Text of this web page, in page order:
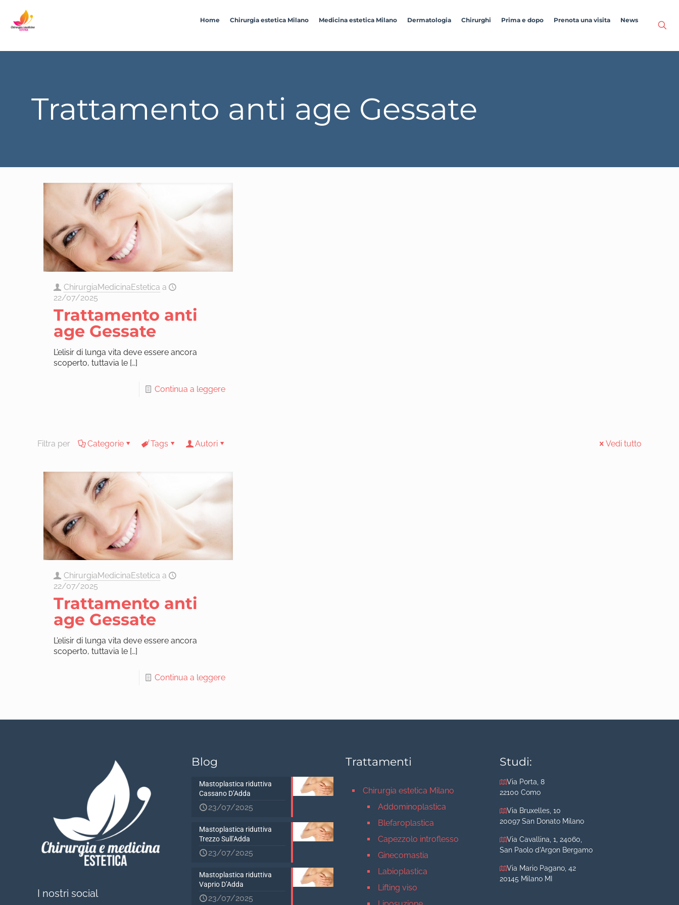
Home Chirurgia estetica Milano Medicina estetica Milano Dermatologia Chirurghi Prima e dopo Prenota una visita News
Trattamento anti age Gessate
ChirurgiaMedicinaEstetica a
22/07/2025
Trattamento anti
age Gessate
L’elisir di lunga vita deve essere ancora
scoperto, tuttavia le[…]
Continua a leggere
Filtra per Categorie Tags Autori Vedi tutto
ChirurgiaMedicinaEstetica a
22/07/2025
Trattamento anti
age Gessate
L’elisir di lunga vita deve essere ancora
scoperto, tuttavia le[…]
Continua a leggere
I nostri social
Blog
Mastoplastica riduttiva
Cassano D’Adda
23/07/2025
Mastoplastica riduttiva
Trezzo Sull’Adda
23/07/2025
Mastoplastica riduttiva
Vaprio D’Adda
23/07/2025
Trattamenti
Chirurgia estetica Milano
Addominoplastica
Blefaroplastica
Capezzolo introflesso
Ginecomastia
Labioplastica
Lifting viso
Studi:
Via Porta, 8
22100 Como
Via Bruxelles, 10
20097 San Donato Milano
Via Cavallina, 1, 24060,
San Paolo d'Argon Bergamo
Via Mario Pagano, 42
20145 Milano MI